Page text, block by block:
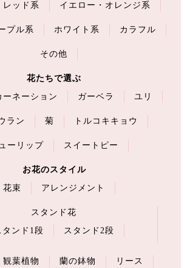
レッド系
イエロー・オレンジ系
プル系 ホワイト系 カラフル
その他
花たちで選ぶ
ーネーション ガーベラ ユリ
ラン 菊 トルコキキョウ
ーリップ スイートピー
お花のスタイル
花束
アレンジメント
スタンド花
タンド1段
スタンド2段
観葉植物 蘭の鉢物 リース